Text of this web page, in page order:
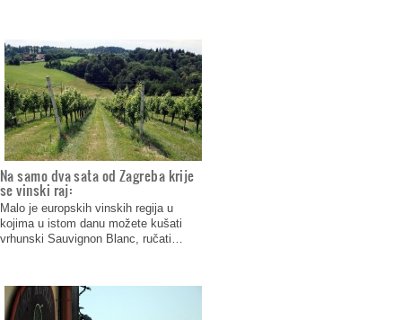
Na samo dva sata od Zagreba krije
se vinski raj:
Malo je europskih vinskih regija u
kojima u istom danu možete kušati
vrhunski Sauvignon Blanc, ručati…